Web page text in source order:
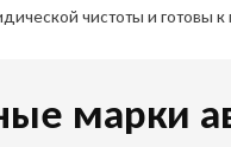
чистоты и готовы
марки